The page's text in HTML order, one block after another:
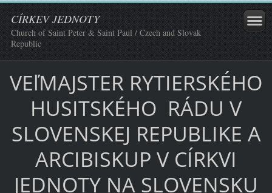
CÍRKEV JEDNOTY
Church of Saint Peter & Saint Paul / Czech and Slovak
Republic
VEľMAJSTER RYTIERSKÉHO
HUSITSKÉHO RÁDU V
SLOVENSKEJ REPUBLIKE A
ARCIBISKUP V CÍRKVI
JEDNOTY NA SLOVENSKU